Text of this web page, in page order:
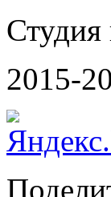
Студия
2015-